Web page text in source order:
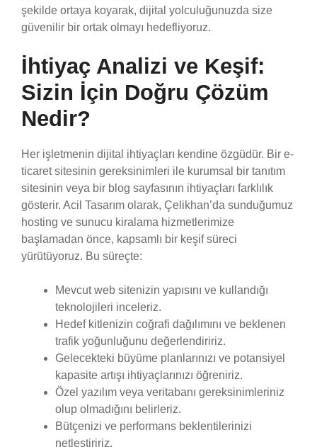
şekilde ortaya koyarak, dijital yolculuğunuzda size
güvenilir bir ortak olmayı hedefliyoruz.
İhtiyaç Analizi ve Keşif:
Sizin İçin Doğru Çözüm
Nedir?
Her işletmenin dijital ihtiyaçları kendine özgüdür. Bir e-
ticaret sitesinin gereksinimleri ile kurumsal bir tanıtım
sitesinin veya bir blog sayfasının ihtiyaçları farklılık
gösterir. Acil Tasarım olarak, Çelikhan’da sunduğumuz
hosting ve sunucu kiralama hizmetlerimize
başlamadan önce, kapsamlı bir keşif süreci
yürütüyoruz. Bu süreçte:
Mevcut web sitenizin yapısını ve kullandığı
teknolojileri inceleriz.
Hedef kitlenizin coğrafi dağılımını ve beklenen
trafik yoğunluğunu değerlendiririz.
Gelecekteki büyüme planlarınızı ve potansiyel
kapasite artışı ihtiyaçlarınızı öğreniriz.
Özel yazılım veya veritabanı gereksinimleriniz
olup olmadığını belirleriz.
Bütçenizi ve performans beklentilerinizi
netleştiririz.